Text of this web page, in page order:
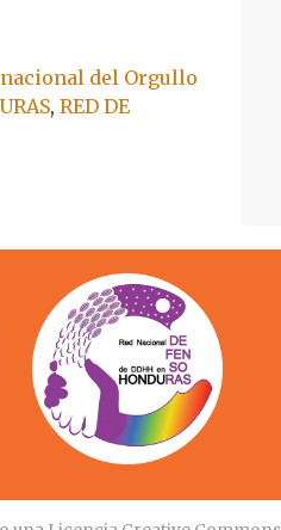
del Orgullo
, RED DE